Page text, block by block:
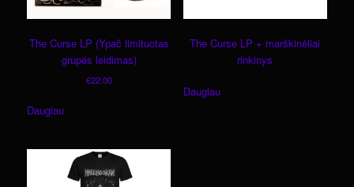
product
page
product
page
The Curse LP (Ypač limituotas
grupės leidimas)
€22.00
Daugiau
The Curse LP + marškinėliai
rinkinys
Daugiau